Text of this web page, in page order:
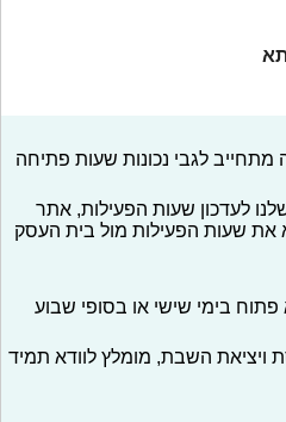
לגבי נכונות שעות פתיחה
לעדכון שעות הפעילות, אתר
את שעות הפעילות מול בית העסק
בימי שישי או בסופי שבוע
ויציאת השבת, מומלץ לוודא תמיד